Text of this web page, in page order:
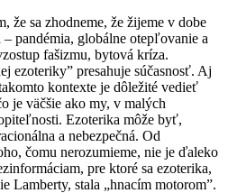
že sa zhodneme, že žijeme v dobe
pandémia, globálne otepľovanie a
fašizmu, bytová kríza.
ezoteriky” presahuje súčasnosť. Aj
kontexte je dôležité vedieť
je väčšie ako my, v malých
Ezoterika môže byť,
a nebezpečná. Od
čomu nerozumieme, nie je ďaleko
pre ktoré sa ezoterika,
Lamberty, stala „hnacím motorom”.